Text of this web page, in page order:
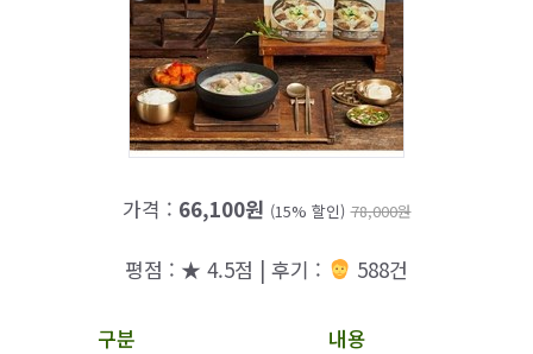
가격 : 66,100원 (15% 할인) 78,000원
평점 : ★ 4.5점 | 후기 : 588건
구분
내용